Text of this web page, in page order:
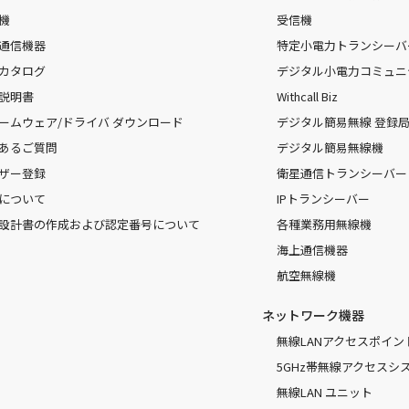
信機器
タログ
明書
ムウェア/ドライバ ダウンロード
るご質問
ー登録
ついて
計書の作成および認定番号について
受信機
特定小電力トランシー
デジタル小電力コミュ
Withcall Biz
デジタル簡易無線 登録
デジタル簡易無線機
衛星通信トランシーバー
IPトランシーバー
各種業務用無線機
海上通信機器
航空無線機
ネットワーク機器
無線LANアクセスポイン
5GHz帯無線アクセスシ
無線LAN ユニット